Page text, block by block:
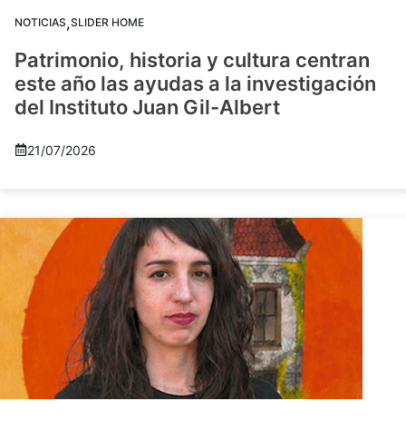
NOTICIAS,SLIDER HOME
Patrimonio, historia y cultura centran
este año las ayudas a la investigación
del Instituto Juan Gil-Albert
21/07/2026